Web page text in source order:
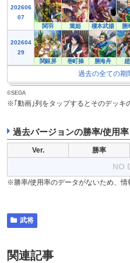
202606
07
関羽
篤姫 榎本武揚 勝
202604
29
関銀屏
巻町操 勝海舟
過去の全ての期
©SEGA
※｢動画｣列をタップするとそのデッキ
過去バージョンの勝率/使用率
Ver. 勝率
NO
※勝率/使用率のデータがないため、情
武将
関連記事